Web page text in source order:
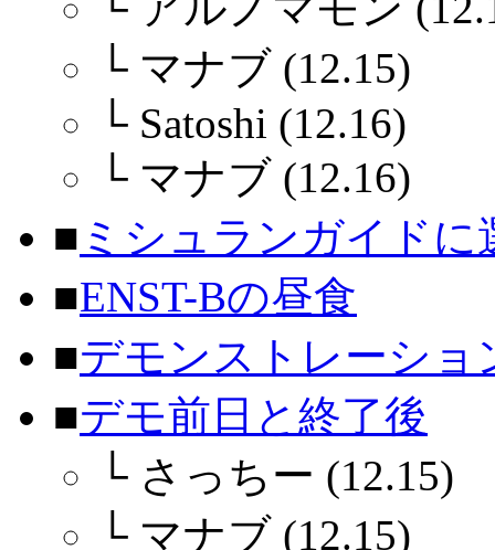
└ マナブ (12.15)
└ Satoshi (12.16)
└ マナブ (12.16)
■ ミシュランガイド
■ENST-Bの昼食
■デモンストレーショ
■デモ前日と終了後
└ さっちー (12.15)
└ マナブ (12.15)